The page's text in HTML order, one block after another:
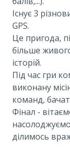
Існує 3
GPS.
Це пригода,
більше
історій.
Під час гри
виконану
команд,
Фінал -
ділимось